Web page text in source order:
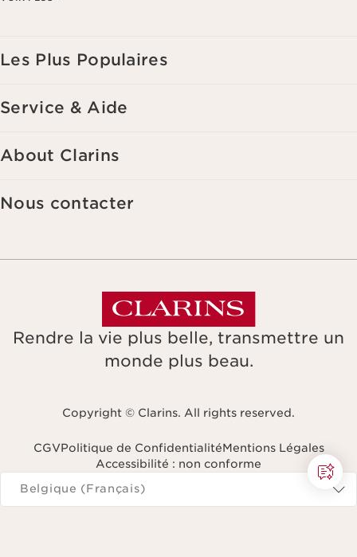
Les Plus Populaires
Service & Aide
About Clarins
Nous contacter
Rendre la vie plus belle, transmettre un
monde plus beau.
Copyright © Clarins. All rights reserved.
CGVPolitique de ConfidentialitéMentions Légales
Accessibilité : non conforme
Naviguer vers
Belgique (Français)